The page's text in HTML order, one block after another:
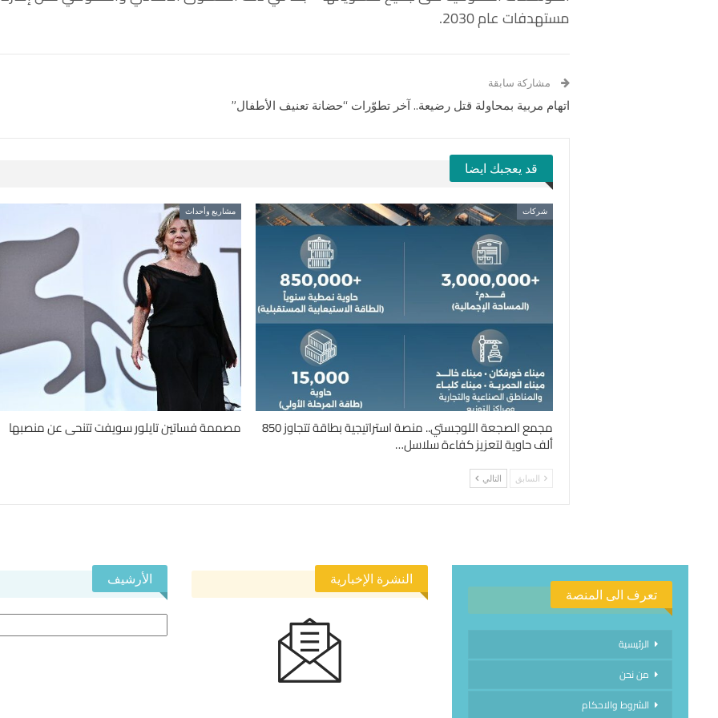
مستهدفات عام 2030.
مشاركة سابقة
اتهام مربية بمحاولة قتل رضيعة.. آخر تطوّرات “حضانة تعنيف الأطفال”
قد يعجبك ايضا
شركات
مجمع الصجعة اللوجستي.. منصة استراتيجية بطاقة تتجاوز 850
ألف حاوية لتعزيز كفاءة سلاسل…
مشاريع وأحداث
مصممة فساتين تايلور سويفت تتنحى عن منصبها
السابق التالي
تعرف الى المنصة
الرئيسية
من نحن
الشروط والاحكام
النشرة الإخبارية الأرشيف